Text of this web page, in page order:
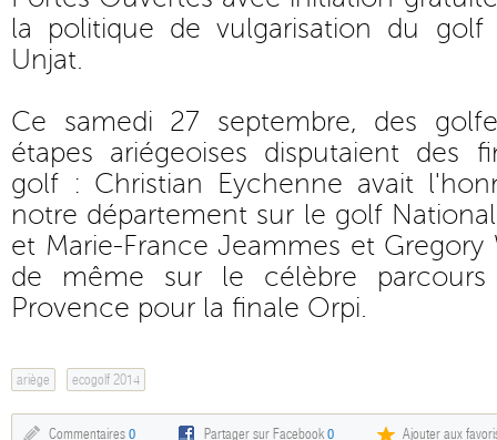
la politique de vulgarisation du
Unjat.
Ce samedi 27 septembre, des
étapes ariégeoises disputaient des
golf : Christian Eychenne avait
notre département sur le golf
et Marie-France Jeammes et Gregory
de même sur le célèbre
Provence pour la finale Orpi.
ariège ecogolf 2014
Commentaires 0 Partager sur Facebook0 Ajouter aux